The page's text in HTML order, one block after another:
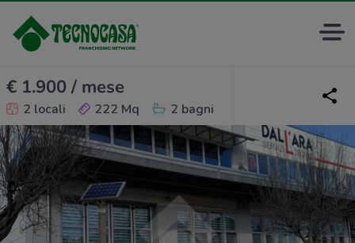
€ 1.900 / mese
2 locali 222 Mq 2 bagni